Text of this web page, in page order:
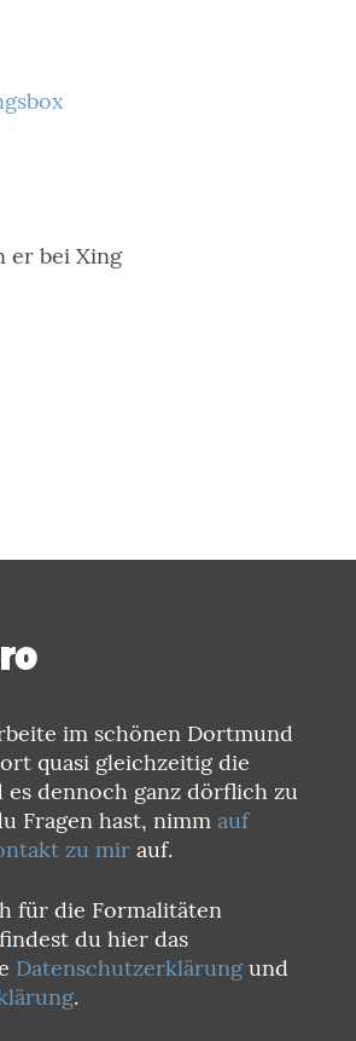
er bei Xing
im schönen Dortmund
quasi gleichzeitig die
dennoch ganz dörflich zu
Fragen hast, nimm auf
zu mirauf.
für die Formalitäten
du hier das
Datenschutzerklärungund
.